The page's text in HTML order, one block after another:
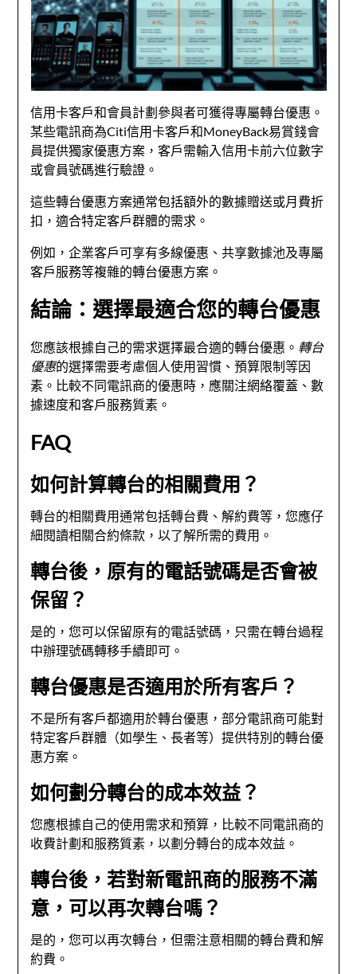
信用卡客戶和會員計劃參與者可獲得專屬轉台優惠。
某些電訊商為Citi信用卡客戶和MoneyBack易賞錢會
員提供獨家優惠方案，客戶需輸入信用卡前六位數字
或會員號碼進行驗證。
這些轉台優惠方案通常包括額外的數據贈送或月費折
扣，適合特定客戶群體的需求。
例如，企業客戶可享有多線優惠、共享數據池及專屬
客戶服務等複雜的轉台優惠方案。
結論：選擇最適合您的轉台優惠
您應該根據自己的需求選擇最合適的轉台優惠。 轉台
優惠的選擇需要考慮個人使用習慣、預算限制等因
素。比較不同電訊商的優惠時，應關注網絡覆蓋、數
據速度和客戶服務質素。
FAQ
如何計算轉台的相關費用？
轉台的相關費用通常包括轉台費、解約費等，您應仔
細閱讀相關合約條款，以了解所需的費用。
轉台後，原有的電話號碼是否會被
保留？
是的，您可以保留原有的電話號碼，只需在轉台過程
中辦理號碼轉移手續即可。
轉台優惠是否適用於所有客戶？
不是所有客戶都適用於轉台優惠，部分電訊商可能對
特定客戶群體（如學生、長者等）提供特別的轉台優
惠方案。
如何劃分轉台的成本效益？
您應根據自己的使用需求和預算，比較不同電訊商的
收費計劃和服務質素，以劃分轉台的成本效益。
轉台後，若對新電訊商的服務不滿
意，可以再次轉台嗎？
是的，您可以再次轉台，但需注意相關的轉台費和解
約費。